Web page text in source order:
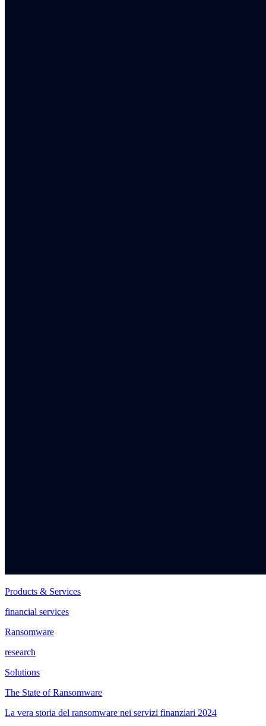
Products & Services
financial services
Ransomware
research
Solutions
The State of Ransomware
La vera storia del ransomware nei servizi finanziari 2024